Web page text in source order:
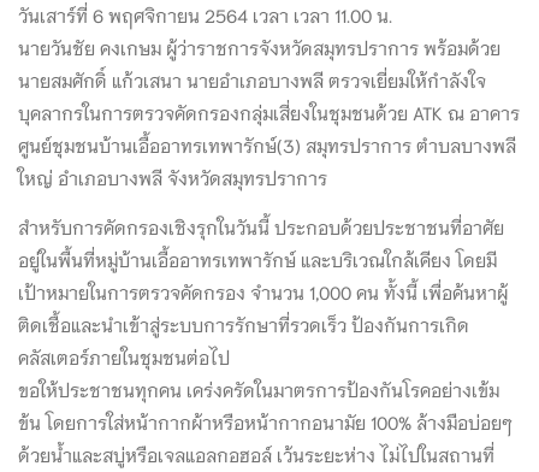
วันเสาร์ที่ 6 พฤศจิกายน 2564 เวลา เวลา 11.00 น.
นายวันชัย คงเกษม ผู้ว่าราชการจังหวัดสมุทรปราการ พร้อมด้วย
นายสมศักดิ์ แก้วเสนา นายอำเภอบางพลี ตรวจเยี่ยมให้กำลังใจ
บุคลากรในการตรวจคัดกรองกลุ่มเสี่ยงในชุมชนด้วย ATK ณ อาคาร
ศูนย์ชุมชนบ้านเอื้ออาทรเทพารักษ์(3) สมุทรปราการ ตำบลบางพลี
ใหญ่ อำเภอบางพลี จังหวัดสมุทรปราการ
สำหรับการคัดกรองเชิงรุกในวันนี้ ประกอบด้วยประชาชนที่อาศัย
อยู่ในพื้นที่หมู่บ้านเอื้ออาทรเทพารักษ์ และบริเวณใกล้เคียง โดยมี
เป้าหมายในการตรวจคัดกรอง จำนวน 1,000 คน ทั้งนี้ เพื่อค้นหาผู้
ติดเชื้อและนำเข้าสู่ระบบการรักษาที่รวดเร็ว ป้องกันการเกิด
คลัสเตอร์ภายในชุมชนต่อไป
ขอให้ประชาชนทุกคน เคร่งครัดในมาตรการป้องกันโรคอย่างเข้ม
ข้น โดยการใส่หน้ากากผ้าหรือหน้ากากอนามัย 100% ล้างมือบ่อยๆ
ด้วยน้ำและสบู่หรือเจลแอลกอฮอล์ เว้นระยะห่าง ไม่ไปในสถานที่